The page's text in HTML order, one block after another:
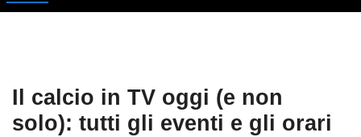
Il calcio in TV oggi (e non
solo): tutti gli eventi e gli orari